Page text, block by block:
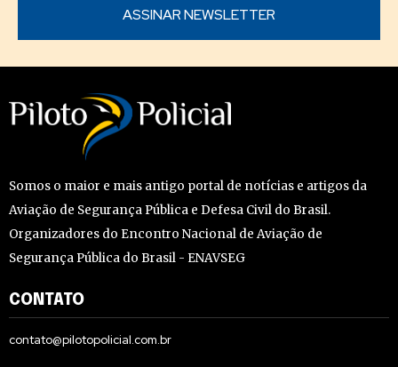
Somos o maior e mais antigo portal de notícias e artigos da
Aviação de Segurança Pública e Defesa Civil do Brasil.
Organizadores do Encontro Nacional de Aviação de
Segurança Pública do Brasil - ENAVSEG
CONTATO
contato@pilotopolicial.com.br